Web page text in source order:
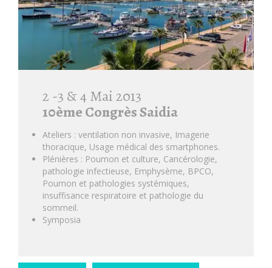
2 -3 & 4 Mai 2013
10ème Congrès Saidia
Ateliers : ventilation non invasive, Imagerie
thoracique, Usage médical des smartphones.
Plénières : Poumon et culture, Cancérologie,
pathologie infectieuse, Emphysème, BPCO,
Poumon et pathologies systémiques,
insuffisance respiratoire et pathologie du
sommeil.
Symposia